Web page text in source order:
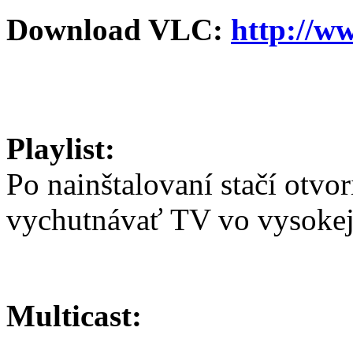
Download VLC: http://
Playlist:
Po nainštalovaní stačí
vychutnávať TV vo
Multicast: